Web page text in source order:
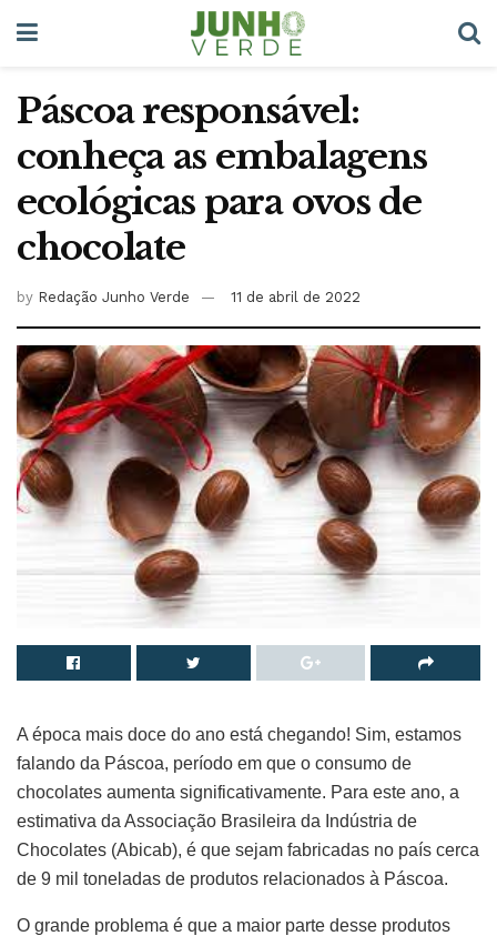
Páscoa responsável:
conheça as embalagens
ecológicas para ovos de
chocolate
by Redação Junho Verde 11 de abril de 2022
A época mais doce do ano está chegando! Sim, estamos
falando da Páscoa, período em que o consumo de
chocolates aumenta significativamente. Para este ano, a
estimativa da Associação Brasileira da Indústria de
Chocolates (Abicab), é que sejam fabricadas no país cerca
de 9 mil toneladas de produtos relacionados à Páscoa.
O grande problema é que a maior parte desse produtos